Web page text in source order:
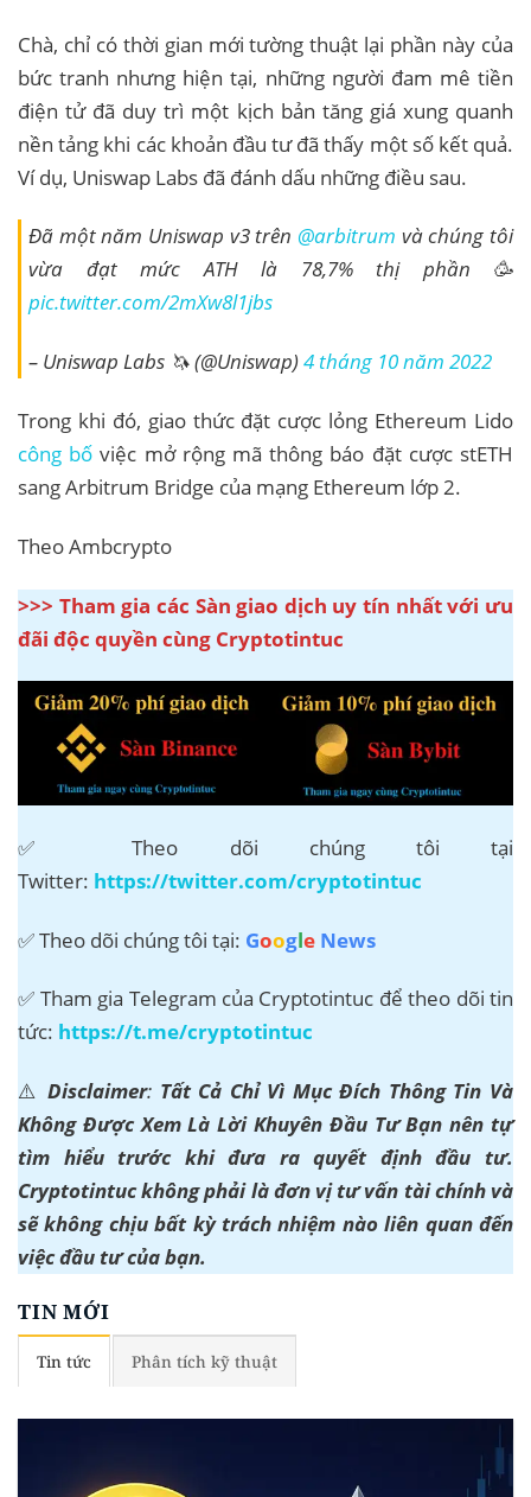
Chà, chỉ có thời gian mới tường thuật lại phần này của
bức tranh nhưng hiện tại, những người đam mê tiền
điện tử đã duy trì một kịch bản tăng giá xung quanh
nền tảng khi các khoản đầu tư đã thấy một số kết quả.
Ví dụ, Uniswap Labs đã đánh dấu những điều sau.
Đã một năm Uniswap v3 trên @arbitrum và chúng tôi
vừa đạt mức ATH là 78,7% thị phần 🥳
pic.twitter.com/2mXw8l1jbs
– Uniswap Labs 🦄 (@Uniswap)4 tháng 10 năm 2022
Trong khi đó, giao thức đặt cược lỏng Ethereum Lido
công bố việc mở rộng mã thông báo đặt cược stETH
sang Arbitrum Bridge của mạng Ethereum lớp 2.
Theo Ambcrypto
>>> Tham gia các Sàn giao dịch uy tín nhất với ưu
đãi độc quyền cùng Cryptotintuc
✅ Theo dõi chúng tôi tại
Twitter: https://twitter.com/cryptotintuc
✅ Theo dõi chúng tôi tại: Google News
✅ Tham gia Telegram của Cryptotintuc để theo dõi tin
tức: https://t.me/cryptotintuc
⚠️Disclaimer: Tất Cả Chỉ Vì Mục Đích Thông Tin Và
Không Được Xem Là Lời Khuyên Đầu Tư Bạn nên tự
tìm hiểu trước khi đưa ra quyết định đầu tư.
Cryptotintuc không phải là đơn vị tư vấn tài chính và
sẽ không chịu bất kỳ trách nhiệm nào liên quan đến
việc đầu tư của bạn.
TIN MỚI
Tin tức Phân tích kỹ thuật